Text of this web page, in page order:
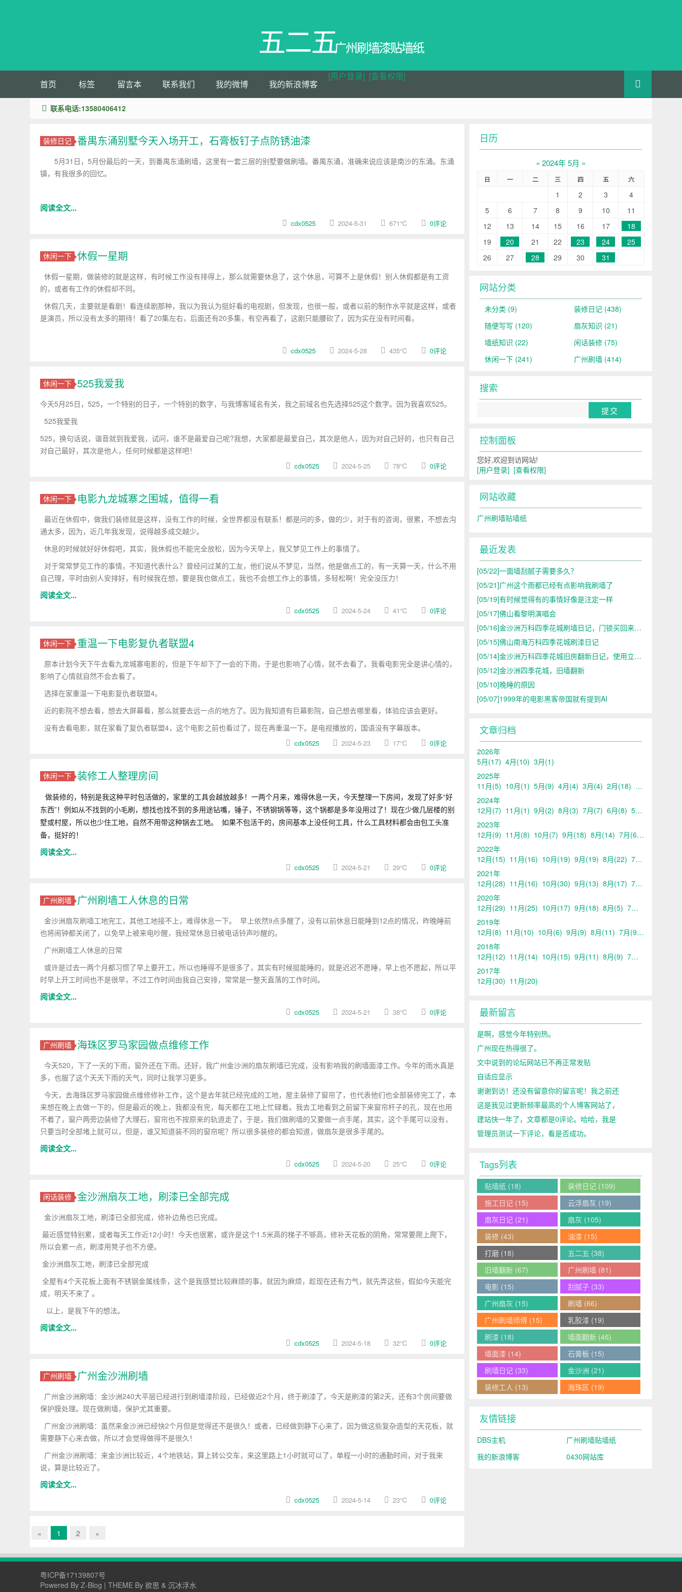
五二五广州刷墙漆贴墙纸
首页 标签 留言本 联系我们 我的微博 我的新浪博客
[用户登录] [查看权限]
联系电话:13580406412
装修日记 番禺东涌别墅今天入场开工，石膏板钉子点防锈油漆
5月31日，5月份最后的一天，到番禺东涌刷墙，这里有一套三层的别墅要做刷墙。番禺东涌，准确来说应该是南沙的东涌。东涌
镇，有我很多的回忆。
阅读全文...
cdx0525 2024-5-31 671℃ 0评论
休闲一下 休假一星期
休假一星期，做装修的就是这样，有时候工作没有排得上，那么就需要休息了，这个休息，可算不上是休假！别人休假都是有工资
的，或者有工作的休假却不同。
休假几天，主要就是看剧！看连续剧那种，我以为我认为挺好看的电视剧，但发现，也很一般，或者以前的制作水平就是这样，或者
是演员，所以没有太多的期待！看了20集左右，后面还有20多集，有空再看了，这剧只能腰砍了，因为实在没有时间看。
cdx0525 2024-5-28 435℃ 0评论
休闲一下 525我爱我
今天5月25日，525，一个特别的日子，一个特别的数字，与我博客域名有关，我之前域名也先选择525这个数字。因为我喜欢525。
525我爱我
525，换句话说，谐音就到我爱我，试问，谁不是最爱自己呢?我想，大家都是最爱自己，其次是他人，因为对自己好的，也只有自己
对自己最好，其次是他人，任何时候都是这样吧！
cdx0525 2024-5-25 78℃ 0评论
休闲一下 电影九龙城寨之围城，值得一看
最近在休假中，做我们装修就是这样，没有工作的时候，全世界都没有联系！都是问的多，做的少，对于有的咨询，很累，不想去沟
通太多，因为，近几年我发现，说得越多成交越少。
休息的时候就好好休假吧，其实，我休假也不能完全放松，因为今天早上，我又梦见工作上的事情了。
对于常常梦见工作的事情，不知道代表什么？曾经问过某的工友，他们说从不梦见，当然，他是做点工的，有一天算一天，什么不用
自己理，平时由别人安排好，有时候我在想，要是我也做点工，我也不会想工作上的事情，多轻松啊！完全没压力！
阅读全文...
cdx0525 2024-5-24 41℃ 0评论
休闲一下 重温一下电影复仇者联盟4
原本计划今天下午去看九龙城寨电影的，但是下午却下了一会的下雨，于是也影响了心情，就不去看了。我看电影完全是讲心情的，
影响了心情就自然不会去看了。
选择在家重温一下电影复仇者联盟4。
近的影院不想去看，想去大屏幕看，那么就要去远一点的地方了。因为我知道有巨幕影院，自己想去哪里看，体验应该会更好。
没有去看电影，就在家看了复仇者联盟4，这个电影之前也看过了，现在再重温一下。是电视播放的，国语没有字幕版本。
cdx0525 2024-5-23 17℃ 0评论
休闲一下 装修工人整理房间
做装修的，特别是我这种平时包活做的，家里的工具会越放越多！一两个月来，难得休息一天，今天整理一下房间，发现了好多“好
东西”！例如从不找到的小毛刷，想找也找不到的多用途钻嘴，锤子，不锈钢锅等等，这个锅都是多年没用过了！现在少做几层楼的别
墅或村屋，所以也少住工地，自然不用带这种锅去工地。
如果不包活干的，房间基本上没任何工具，什么工具材料都会由包工头准
备，挺好的！
阅读全文...
cdx0525 2024-5-21 29℃ 0评论
广州刷墙 广州刷墙工人休息的日常
金沙洲扇灰刷墙工地完工，其他工地接不上，难得休息一下。 早上依然9点多醒了，没有以前休息日能睡到12点的情况，昨晚睡前
也将闹钟都关闭了，以免早上被来电吵醒，我经常休息日被电话铃声吵醒的。
广州刷墙工人休息的日常
或许是过去一两个月都习惯了早上要开工，所以也睡得不是很多了，其实有时候挺能睡的，就是迟迟不愿睡，早上也不愿起，所以平
时早上开工时间也不是很早，不过工作时间由我自己安排，常常是一整天直落的工作时间。
阅读全文...
cdx0525 2024-5-21 38℃ 0评论
广州刷墙 海珠区罗马家园做点维修工作
今天520，下了一天的下雨，窗外还在下雨。还好，我广州金沙洲的扇灰刷墙已完成，没有影响我的刷墙面漆工作。今年的雨水真是
多，也服了这个天天下雨的天气，同时让我学习更多。
今天，去海珠区罗马家园做点维修修补工作，这个是去年就已经完成的工地，屋主装修了窗帘了，也代表他们也全部装修完工了，本
来想在晚上去做一下的，但是最近的晚上，我都没有完，每天都在工地上忙碌着。我去工地看到之前留下来窗帘杆子的孔，现在也用
不着了，窗户两旁边装修了大理石，窗帘也不按原来的轨道走了，于是，我们做刷墙的又要做一点手尾，其实，这个手尾可以没有，
只要当时全部堵上就可以，但是，谁又知道装不同的窗帘呢？所以很多装修的都会知道，做扇灰是很多手尾的。
阅读全文...
cdx0525 2024-5-20 25℃ 0评论
闲话装修 金沙洲扇灰工地，刷漆已全部完成
金沙洲扇灰工地，刷漆已全部完成，修补边角也已完成。
最近感觉特别累，或者每天工作近12小时！今天也很累，或许是这个1.5米高的梯子不够高，修补天花板的阴角，常常要爬上爬下，
所以会累一点，刷漆用凳子也不方便。
金沙洲扇灰工地，刷漆已全部完成
全屋有4个天花板上面有不锈钢金属线条，这个是我感觉比较麻烦的事，就因为麻烦，趁现在还有力气，就先弄这些，假如今天能完
成，明天不来了 。
以上，是我下午的想法。
阅读全文...
cdx0525 2024-5-18 32℃ 0评论
广州刷墙 广州金沙洲刷墙
广州金沙洲刷墙：金沙洲240大平层已经进行到刷墙漆阶段，已经做近2个月，终于刷漆了，今天是刷漆的第2天，还有3个房间要做
保护膜处理。现在做刷墙，保护尤其重要。
广州金沙洲刷墙：虽然来金沙洲已经快2个月但是觉得还不是很久！或者，已经做到静下心来了，因为做这些复杂造型的天花板，就
需要静下心来去做，所以才会觉得做得不是很久！
广州金沙洲刷墙：来金沙洲比较近，4个地铁站，算上转公交车，来这里路上1小时就可以了，单程一小时的通勤时间，对于我来
说，算是比较近了。
阅读全文...
cdx0525 2024-5-14 23℃ 0评论
« 1 2 »
日历
« 2024年 5月 »
日 一 二 三 四 五 六
1 2 3
4
5
6 7 8 9 10
11
12
13 14 15 16 17
18
19
20 21 22 23 24
25
26
27 28 29 30 31
网站分类
未分类 (9) 装修日记 (438)
随便写写 (120) 扇灰知识 (21)
墙纸知识 (22) 闲话装修 (75)
休闲一下 (241) 广州刷墙 (414)
搜索
控制面板
您好,欢迎到访网站!
[用户登录] [查看权限]
网站收藏
广州刷墙贴墙纸
最近发表
[05/22]一面墙刮腻子需要多久？
[05/21]广州这个雨都已经有点影响我刷墙了
[05/19]有时候觉得有的事情好像是注定一样
[05/17]佛山看黎明演唱会
[05/16]金沙洲万科四季花城刷墙日记，门锁买回来了，不合适
[05/15]佛山南海万科四季花城刷漆日记
[05/14]金沙洲万科四季花城旧房翻新日记，使用立邦漆
[05/12]金沙洲四季花城，旧墙翻新
[05/10]晚睡的原因
[05/07]1999年的电影黑客帝国就有提到AI
文章归档
2026年
5月(17) 4月(10) 3月(1)
2025年
11月(5) 10月(1) 5月(9) 4月(4) 3月(4) 2月(18) 1月
2024年
12月(7) 11月(1) 9月(2) 8月(3) 7月(7) 6月(8) 5月
2023年
12月(9) 11月(8) 10月(7) 9月(18) 8月(14) 7月(6)
2022年
12月(15) 11月(16) 10月(19) 9月(19) 8月(22) 7月
2021年
12月(28) 11月(16) 10月(30) 9月(13) 8月(17) 7月
2020年
12月(29) 11月(25) 10月(17) 9月(18) 8月(5) 7月
2019年
12月(8) 11月(10) 10月(6) 9月(9) 8月(11) 7月(9)
2018年
12月(12) 11月(14) 10月(15) 9月(11) 8月(9) 7月
2017年
12月(30) 11月(20)
最新留言
是啊，感觉今年特别热。
广州现在热得很了。
文中说到的论坛网站已不再正常发贴
自适应显示
谢谢到访！还没有留意你的留言呢！我之前还
这是我见过更新频率最高的个人博客网站了，
建站快一年了，文章都是0评论。哈哈，我是
管理员测试一下评论，看是否成功。
Tags列表
贴墙纸 (18) 装修日记(109)
施工日记 (15) 云浮扇灰 (19)
扇灰日记 (21) 扇灰 (105)
装修 (43) 油漆 (15)
打磨 (18) 五二五 (38)
旧墙翻新 (67) 广州刷墙(81)
电影 (15) 刮腻子(33)
广州扇灰 (15) 刷墙(66)
广州刷墙师傅 (15) 乳胶漆 (19)
刷漆 (18) 墙面翻新(46)
墙面漆 (14) 石膏板 (15)
刷墙日记 (33) 金沙洲 (21)
装修工人 (13) 海珠区 (19)
友情链接
DBS主机
广州刷墙贴墙纸
我的新浪博客
0430网站库
粤ICP备17139807号
Powered By Z-Blog | THEME By 欲思 & 沉冰浮水